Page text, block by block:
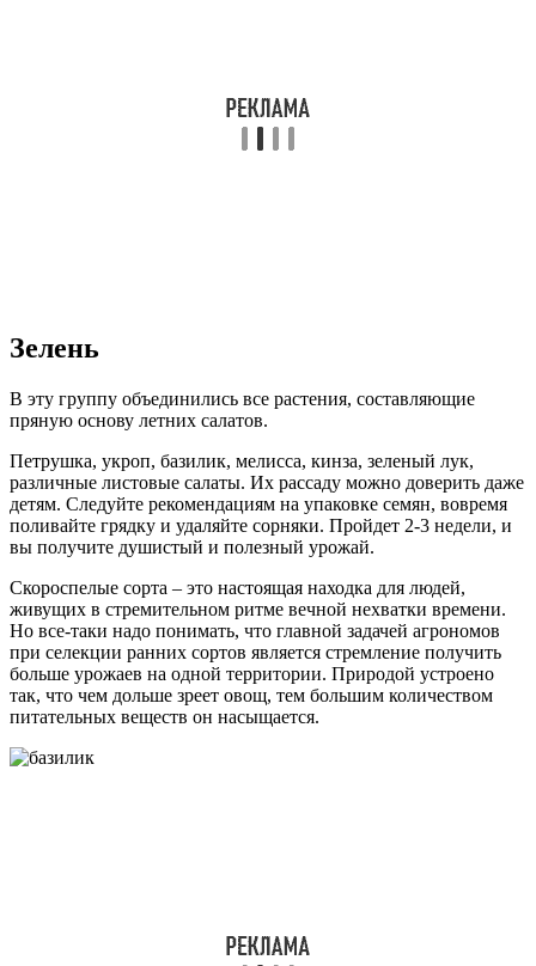
Зелень
В эту группу объединились все растения, составляющие
пряную основу летних салатов.
Петрушка, укроп, базилик, мелисса, кинза, зеленый лук,
различные листовые салаты. Их рассаду можно доверить даже
детям. Следуйте рекомендациям на упаковке семян, вовремя
поливайте грядку и удаляйте сорняки. Пройдет 2-3 недели, и
вы получите душистый и полезный урожай.
Скороспелые сорта – это настоящая находка для людей,
живущих в стремительном ритме вечной нехватки времени.
Но все-таки надо понимать, что главной задачей агрономов
при селекции ранних сортов является стремление получить
больше урожаев на одной территории. Природой устроено
так, что чем дольше зреет овощ, тем большим количеством
питательных веществ он насыщается.